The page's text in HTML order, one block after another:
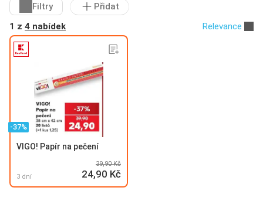
Filtry
Přidat
1 z 4 nabídek Relevance
-37%
VIGO! Papír na pečení
3 dní
39,90 Kč
24,90 Kč